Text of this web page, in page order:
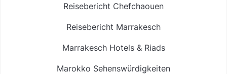
Reisebericht Chefchaouen
Reisebericht Marrakesch
Marrakesch Hotels & Riads
Marokko Sehenswürdigkeiten